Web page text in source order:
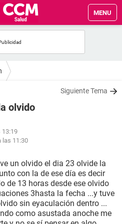
MENU
Siguiente Tema
olvido
13:19
las 11:30
un olvido el dia 23 olvide la
con la de ese día es decir
de 13 horas desde ese olvido
3hasta la fecha ...y tuve
sin eyaculación dentro ...
como asustada anoche me